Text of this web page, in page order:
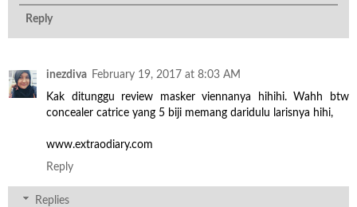
Reply
inezdiva February 19, 2017 at 8:03 AM
Kak ditunggu review masker viennanya hihihi. Wahh btw
concealer catrice yang 5 biji memang daridulu larisnya hihi,
www.extraodiary.com
Reply
Replies